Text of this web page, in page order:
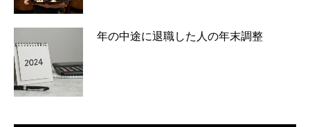
年の中途に退職した人の年末調整